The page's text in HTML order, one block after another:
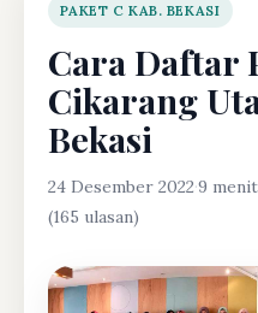
PAKET C KAB. BEKASI
Cara Daftar
Cikarang
Bekasi
24 Desember 2022·9
(165 ulasan)